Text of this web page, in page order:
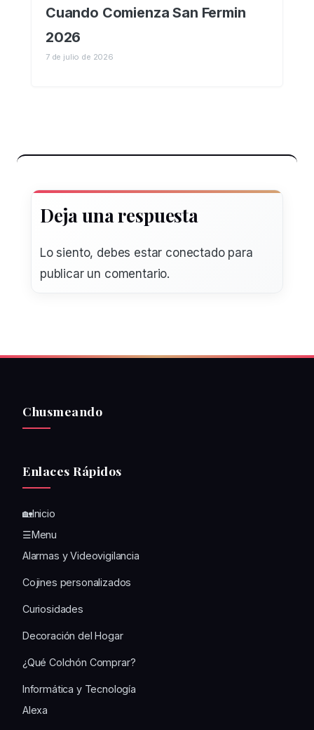
Cuando Comienza San Fermin
2026
7 de julio de 2026
Deja una respuesta
Lo siento, debes estar conectadopara
publicar un comentario.
Chusmeando
Enlaces Rápidos
🏡Inicio
☰Menu
Alarmas y Videovigilancia
Cojines personalizados
Curiosidades
Decoración del Hogar
¿Qué Colchón Comprar?
Informática y Tecnología
Alexa